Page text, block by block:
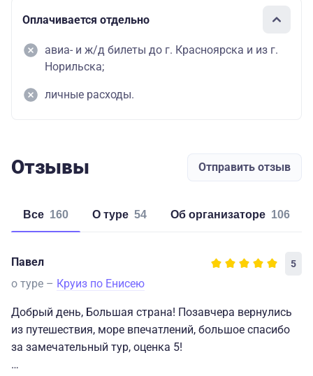
Оплачивается отдельно
авиа- и ж/д билеты до г. Красноярска и из г.
Норильска;
личные расходы.
Отзывы Отправить отзыв
Все 160 о туре 54 об организаторе 106
Павел 5
о туре – Круиз по Енисею
Добрый день, Большая страна! Позавчера вернулись
из путешествия, море впечатлений, большое спасибо
за замечательный тур, оценка 5!